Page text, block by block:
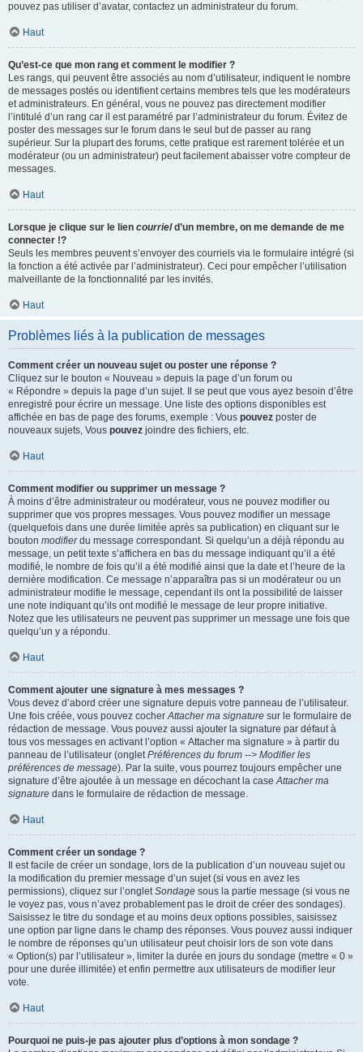
pouvez pas utiliser d’avatar, contactez un administrateur du forum.
Haut
Qu’est-ce que mon rang et comment le modifier ?
Les rangs, qui peuvent être associés au nom d’utilisateur, indiquent le nombre
de messages postés ou identifient certains membres tels que les modérateurs
et administrateurs. En général, vous ne pouvez pas directement modifier
l’intitulé d’un rang car il est paramétré par l’administrateur du forum. Évitez de
poster des messages sur le forum dans le seul but de passer au rang
supérieur. Sur la plupart des forums, cette pratique est rarement tolérée et un
modérateur (ou un administrateur) peut facilement abaisser votre compteur de
messages.
Haut
Lorsque je clique sur le lien courrield’un membre, on me demande de me
connecter !?
Seuls les membres peuvent s’envoyer des courriels via le formulaire intégré (si
la fonction a été activée par l’administrateur). Ceci pour empêcher l’utilisation
malveillante de la fonctionnalité par les invités.
Haut
Problèmes liés à la publication de messages
Comment créer un nouveau sujet ou poster une réponse ?
Cliquez sur le bouton « Nouveau » depuis la page d’un forum ou
« Répondre » depuis la page d’un sujet. Il se peut que vous ayez besoin d’être
enregistré pour écrire un message. Une liste des options disponibles est
affichée en bas de page des forums, exemple : Vous pouvez poster de
nouveaux sujets, Vous pouvez joindre des fichiers, etc.
Haut
Comment modifier ou supprimer un message ?
À moins d’être administrateur ou modérateur, vous ne pouvez modifier ou
supprimer que vos propres messages. Vous pouvez modifier un message
(quelquefois dans une durée limitée après sa publication) en cliquant sur le
bouton modifierdu message correspondant. Si quelqu’un a déjà répondu au
message, un petit texte s’affichera en bas du message indiquant qu’il a été
modifié, le nombre de fois qu’il a été modifié ainsi que la date et l’heure de la
dernière modification. Ce message n’apparaîtra pas si un modérateur ou un
administrateur modifie le message, cependant ils ont la possibilité de laisser
une note indiquant qu’ils ont modifié le message de leur propre initiative.
Notez que les utilisateurs ne peuvent pas supprimer un message une fois que
quelqu’un y a répondu.
Haut
Comment ajouter une signature à mes messages ?
Vous devez d’abord créer une signature depuis votre panneau de l’utilisateur.
Une fois créée, vous pouvez cocherAttacher ma signature sur le formulaire de
rédaction de message. Vous pouvez aussi ajouter la signature par défaut à
tous vos messages en activant l’option « Attacher ma signature » à partir du
panneau de l’utilisateur (ongletPréférences du forum --> Modifier les
préférences de message). Par la suite, vous pourrez toujours empêcher une
signature d’être ajoutée à un message en décochant la caseAttacher ma
signature dans le formulaire de rédaction de message.
Haut
Comment créer un sondage ?
Il est facile de créer un sondage, lors de la publication d’un nouveau sujet ou
la modification du premier message d’un sujet (si vous en avez les
permissions), cliquez sur l’ongletSondage sous la partie message (si vous ne
le voyez pas, vous n’avez probablement pas le droit de créer des sondages).
Saisissez le titre du sondage et au moins deux options possibles, saisissez
une option par ligne dans le champ des réponses. Vous pouvez aussi indiquer
le nombre de réponses qu’un utilisateur peut choisir lors de son vote dans
« Option(s) par l’utilisateur », limiter la durée en jours du sondage (mettre « 0 »
pour une durée illimitée) et enfin permettre aux utilisateurs de modifier leur
vote.
Haut
Pourquoi ne puis-je pas ajouter plus d’options à mon sondage ?